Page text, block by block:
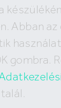
Abban az
gombra.
talál.
Hívj minket
550 5566
Írj nekünk